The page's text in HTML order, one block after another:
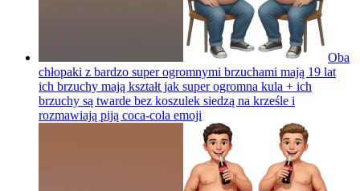
Oba
chłopaki z bardzo super ogromnymi brzuchami mają 19 lat
ich brzuchy mają kształt jak super ogromna kula + ich
brzuchy są twarde bez koszulek siedzą na krześle i
rozmawiają piją coca-cola emoji